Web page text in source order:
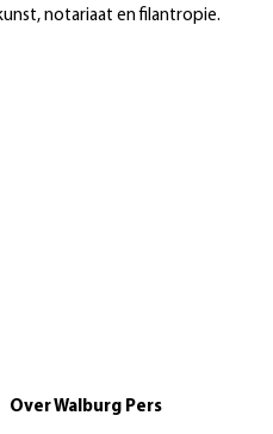
notariaat en filantropie.
Over Walburg Pers